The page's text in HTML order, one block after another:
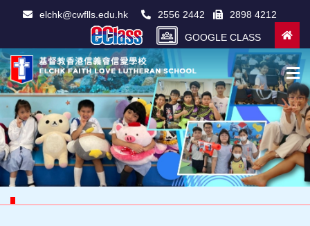
elchk@cwflls.edu.hk 2556 2442 2898 4212
GOOGLE CLASS